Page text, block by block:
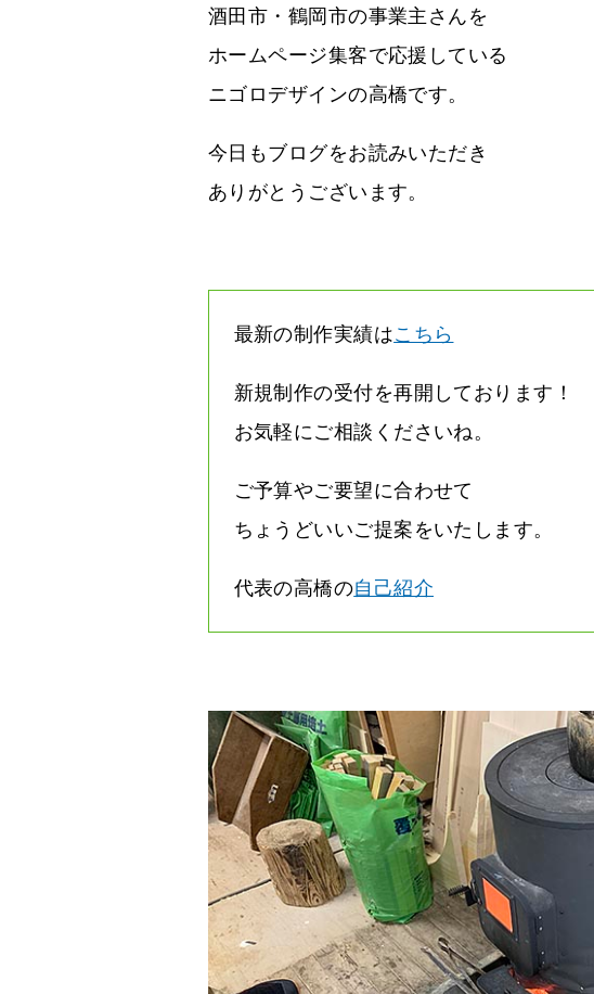
酒田市・鶴岡市の事業主さんを
ホームページ集客で応援している
ニゴロデザインの高橋です。
今日もブログをお読みいただき
ありがとうございます。
最新の制作実績はこちら
新規制作の受付を再開しております！
お気軽にご相談くださいね。
ご予算やご要望に合わせて
ちょうどいいご提案をいたします。
代表の高橋の自己紹介